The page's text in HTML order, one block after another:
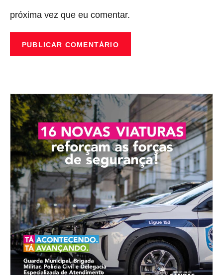
próxima vez que eu comentar.